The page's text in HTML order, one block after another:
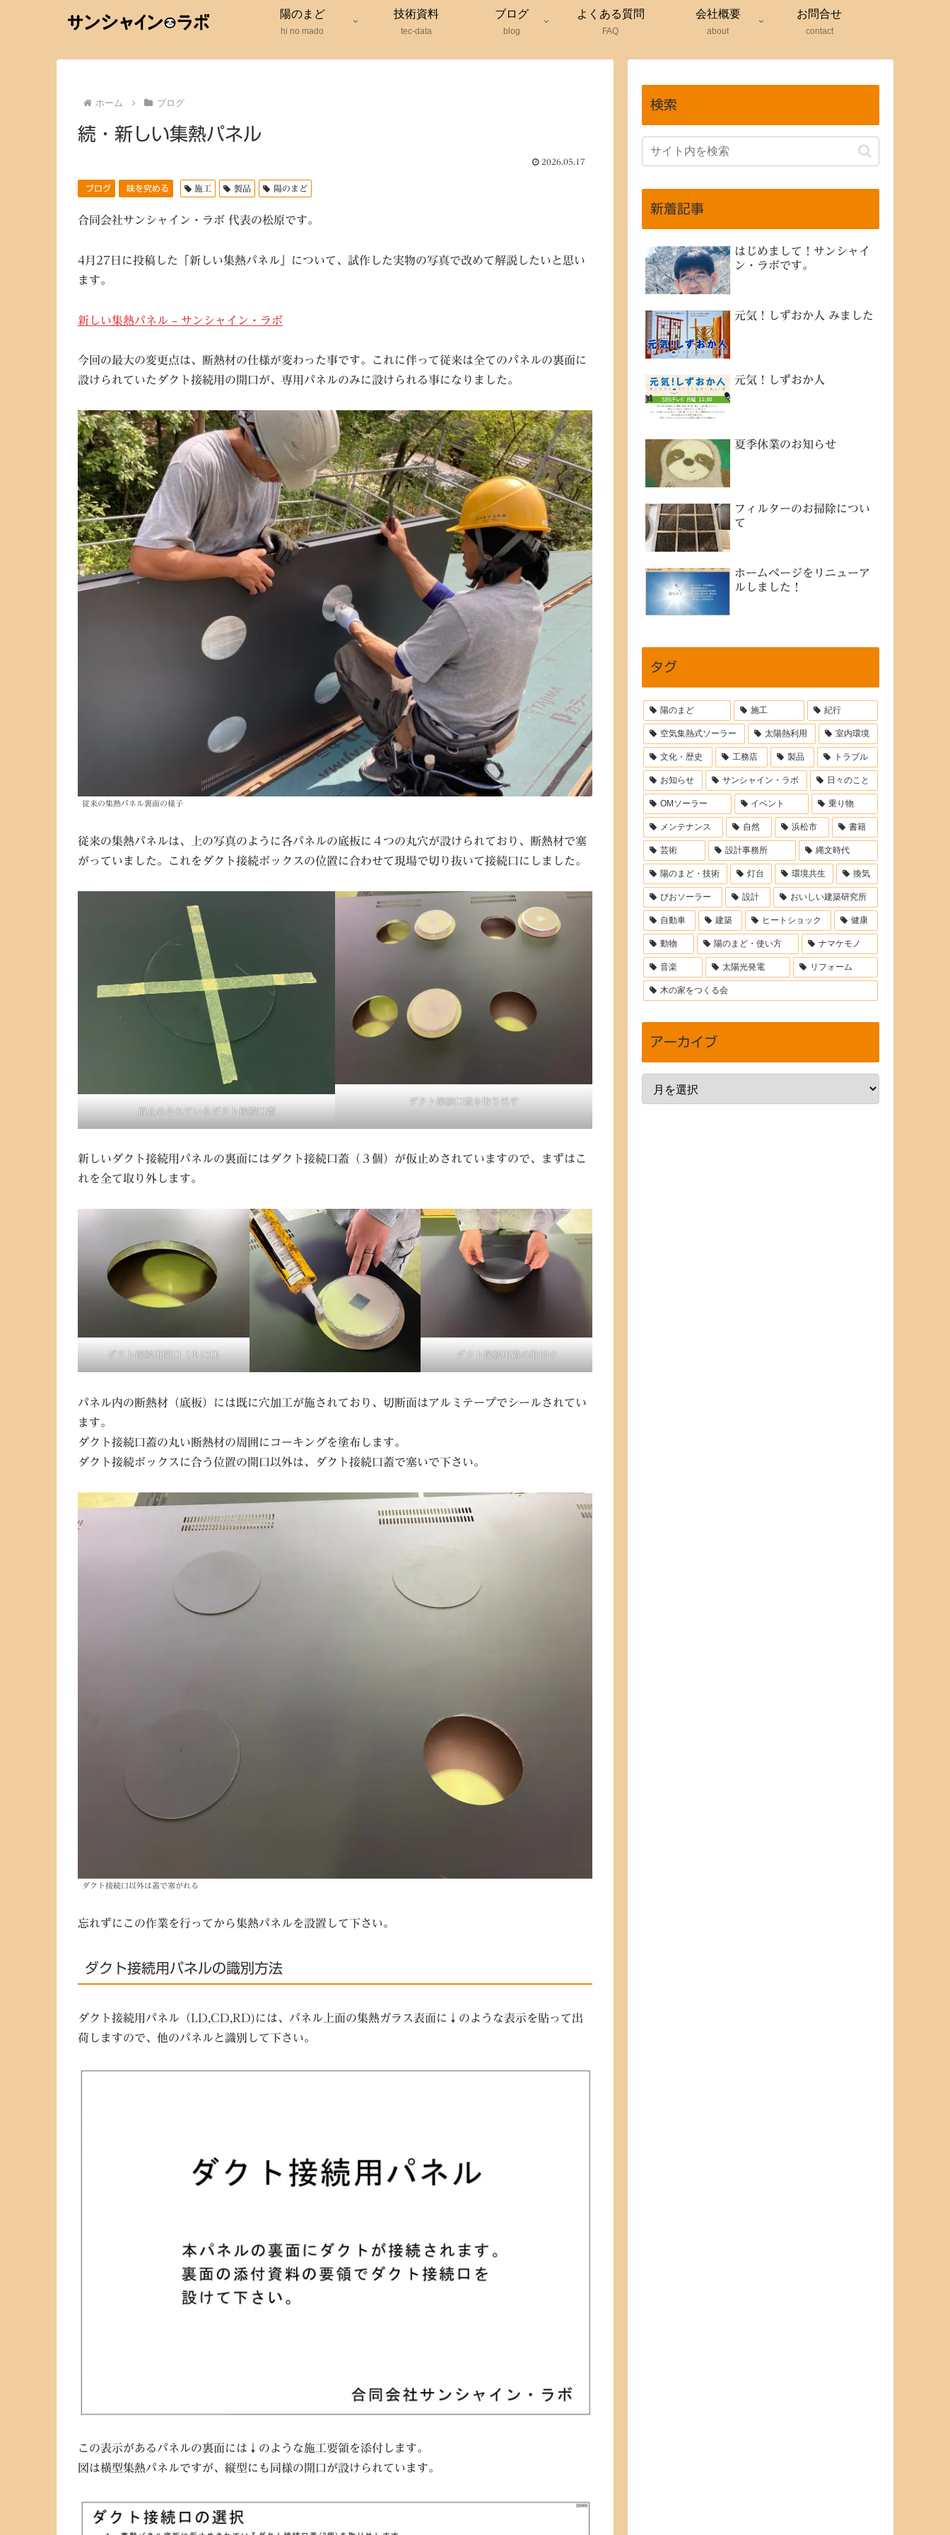
陽のまど
hi no mado
技術資料
tec-data
ブログ
blog
よくある質問
FAQ
会社概要
about
お問合せ
contact
ホーム ブログ
続・新しい集熱パネル
2026.05.17
ブログ 味を究める 施工 製品 陽のまど
合同会社サンシャイン・ラボ 代表の松原です。
4月27日に投稿した「新しい集熱パネル」について、試作した実物の写真で改めて解説したいと思い
ます。
新しい集熱パネル – サンシャイン・ラボ
今回の最大の変更点は、断熱材の仕様が変わった事です。これに伴って従来は全てのパネルの裏面に
設けられていたダクト接続用の開口が、専用パネルのみに設けられる事になりました。
従来の集熱パネル裏面の様子
従来の集熱パネルは、上の写真のように各パネルの底板に４つの丸穴が設けられており、断熱材で塞
がっていました。これをダクト接続ボックスの位置に合わせて現場で切り抜いて接続口にしました。
仮止めされているダクト接続口蓋
ダクト接続口蓋を取り外す
新しいダクト接続用パネルの裏面にはダクト接続口蓋（３個）が仮止めされていますので、まずはこ
れを全て取り外します。
ダクト接続用開口（Φ150) ダクト接続用蓋の取付け
パネル内の断熱材（底板）には既に穴加工が施されており、切断面はアルミテープでシールされてい
ます。
ダクト接続口蓋の丸い断熱材の周囲にコーキングを塗布します。
ダクト接続ボックスに合う位置の開口以外は、ダクト接続口蓋で塞いで下さい。
ダクト接続口以外は蓋で塞がれる
忘れずにこの作業を行ってから集熱パネルを設置して下さい。
ダクト接続用パネルの識別方法
ダクト接続用パネル（LD,CD,RD)には、パネル上面の集熱ガラス表面に↓のような表示を貼って出
荷しますので、他のパネルと識別して下さい。
この表示があるパネルの裏面には↓のような施工要領を添付します。
図は横型集熱パネルですが、縦型にも同様の開口が設けられています。
検索
新着記事
はじめまして！サンシャイ
ン・ラボです。
元気！しずおか人 みました
元気！しずおか人
夏季休業のお知らせ
フィルターのお掃除につい
て
ホームページをリニューア
ルしました！
タグ
陽のまど 施工 紀行
空気集熱式ソーラー 太陽熱利用 室内環境
文化・歴史 工務店 製品 トラブル
お知らせ サンシャイン・ラボ 日々のこと
OMソーラー イベント 乗り物
メンテナンス 自然 浜松市 書籍
芸術 設計事務所 縄文時代
陽のまど・技術 灯台 環境共生 換気
びおソーラー 設計 おいしい建築研究所
自動車 建築 ヒートショック 健康
動物 陽のまど・使い方 ナマケモノ
音楽 太陽光発電 リフォーム
木の家をつくる会
アーカイブ